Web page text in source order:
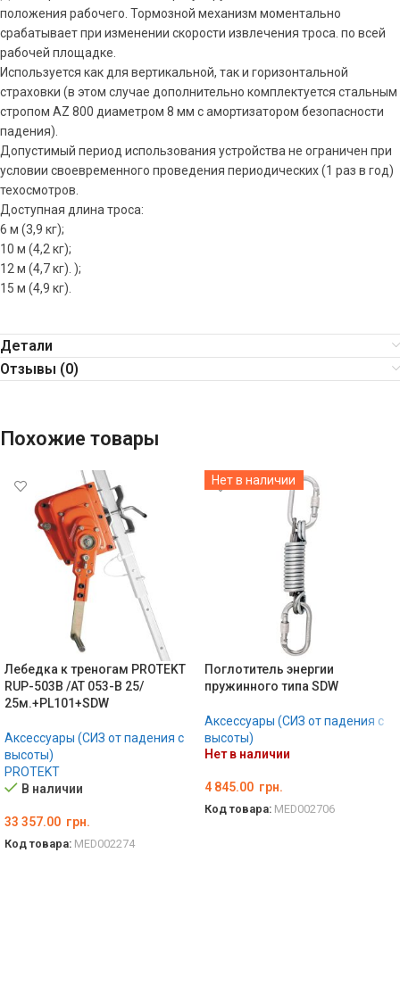
положения рабочего. Тормозной механизм моментально
срабатывает при изменении скорости извлечения троса. по всей
рабочей площадке.
Используется как для вертикальной, так и горизонтальной
страховки (в этом случае дополнительно комплектуется стальным
стропом AZ 800 диаметром 8 мм с амортизатором безопасности
падения).
Допустимый период использования устройства не ограничен при
условии своевременного проведения периодических (1 раз в год)
техосмотров.
Доступная длина троса:
6 м (3,9 кг);
10 м (4,2 кг);
12 м (4,7 кг). );
15 м (4,9 кг).
Детали
Отзывы (0)
Похожие товары
Лебедка к треногам PROTEKT
RUP-503B /AT 053-B 25/
25м.+PL101+SDW
Аксессуары (СИЗ от падения с
высоты)
PROTEKT
В наличии
33 357.00 грн.
Код товара: MED002274
Нет в наличии
Поглотитель энергии
пружинного типа SDW
Аксессуары (СИЗ от падения с
высоты)
Нет в наличии
4 845.00 грн.
Код товара: MED002706